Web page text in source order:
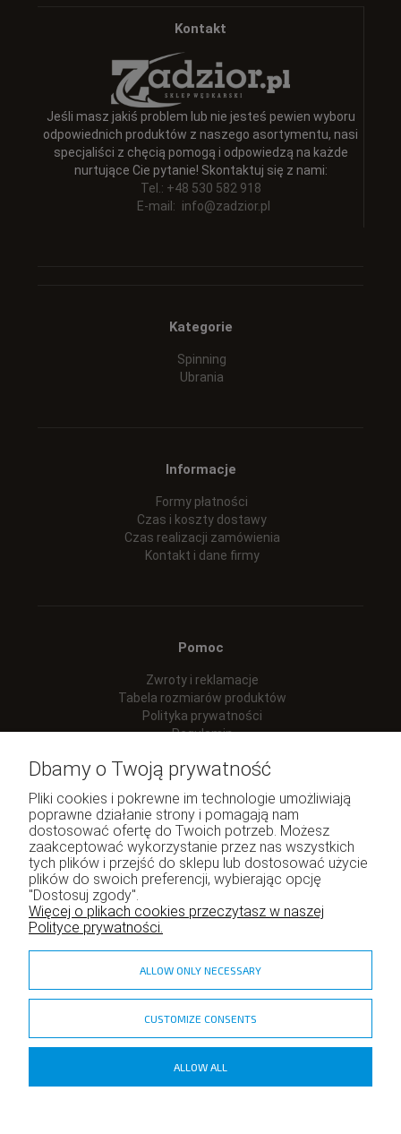
Kontakt
Jeśli masz jakiś problem lub nie jesteś pewien wyboru
odpowiednich produktów z naszego asortymentu, nasi
specjaliści z chęcią pomogą i odpowiedzą na każde
nurtujące Cie pytanie! Skontaktuj się z nami:
Tel.: +48 530 582 918
E-mail: info@zadzior.pl
Kategorie
Spinning
Ubrania
Informacje
Formy płatności
Czas i koszty dostawy
Czas realizacji zamówienia
Kontakt i dane firmy
Pomoc
Zwroty i reklamacje
Tabela rozmiarów produktów
Polityka prywatności
Regulamin
Moje konto
Twoje zamówienia
Program lojalnościowy
Dbamy o Twoją prywatność
Pliki cookies i pokrewne im technologie umożliwiają
poprawne działanie strony i pomagają nam
dostosować ofertę do Twoich potrzeb. Możesz
zaakceptować wykorzystanie przez nas wszystkich
tych plików i przejść do sklepu lub dostosować użycie
plików do swoich preferencji, wybierając opcję
"Dostosuj zgody".
Więcej o plikach cookies przeczytasz w naszej
Polityce prywatności.
ALLOW ONLY NECESSARY
CUSTOMIZE CONSENTS
ALLOW ALL